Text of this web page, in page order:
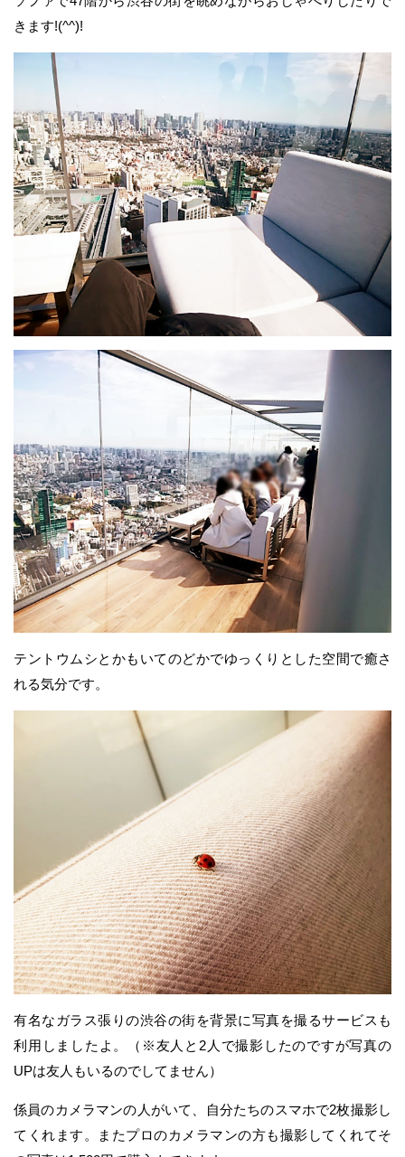
きます!(^^)!
テントウムシとかもいてのどかでゆっくりとした空間で癒さ
れる気分です。
有名なガラス張りの渋谷の街を背景に写真を撮るサービスも
利用しましたよ。（※友人と2人で撮影したのですが写真の
UPは友人もいるのでしてません）
係員のカメラマンの人がいて、自分たちのスマホで2枚撮影し
てくれます。またプロのカメラマンの方も撮影してくれてそ